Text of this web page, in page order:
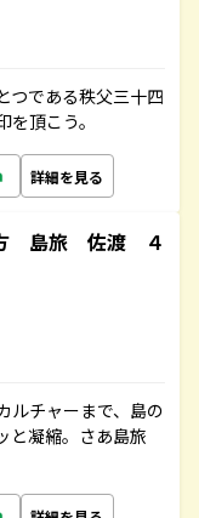
つである秩父三十四
頂こう。
詳細を見る
島旅 佐渡 ４
チャーまで、島の
と凝縮。さあ島旅